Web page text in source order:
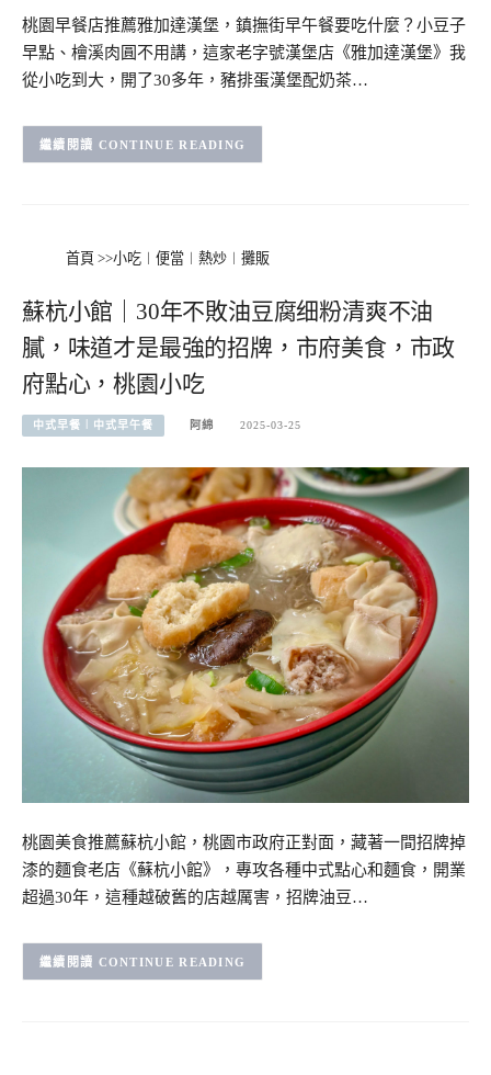
桃園早餐店推薦雅加達漢堡，鎮撫街早午餐要吃什麼？小豆子
早點、檜溪肉圓不用講，這家老字號漢堡店《雅加達漢堡》我
從小吃到大，開了30多年，豬排蛋漢堡配奶茶…
CONTINUE READING
首頁 >>小吃︱便當︱熱炒︱攤販
蘇杭小館｜30年不敗油豆腐细粉清爽不油
膩，味道才是最強的招牌，市府美食，市政
府點心，桃園小吃
中式早餐︱中式早午餐 阿綿 2025-03-25
桃園美食推薦蘇杭小館，桃園市政府正對面，藏著一間招牌掉
漆的麵食老店《蘇杭小館》，專攻各種中式點心和麵食，開業
超過30年，這種越破舊的店越厲害，招牌油豆…
CONTINUE READING